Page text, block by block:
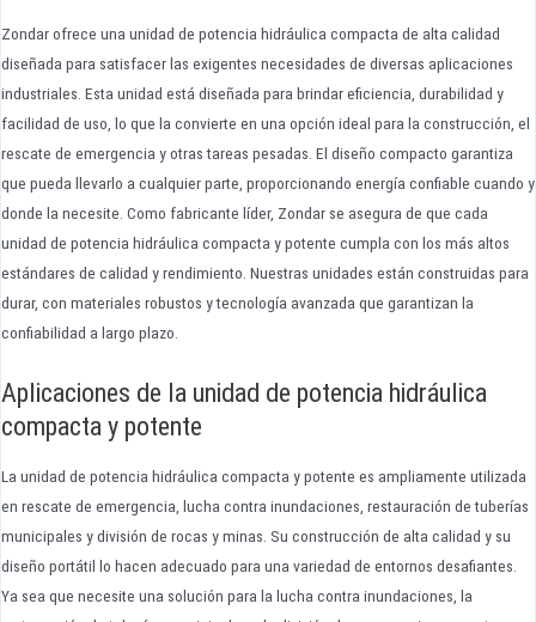
Zondar ofrece una unidad de potencia hidráulica compacta de alta calidad
diseñada para satisfacer las exigentes necesidades de diversas aplicaciones
industriales. Esta unidad está diseñada para brindar eficiencia, durabilidad y
facilidad de uso, lo que la convierte en una opción ideal para la construcción, el
rescate de emergencia y otras tareas pesadas. El diseño compacto garantiza
que pueda llevarlo a cualquier parte, proporcionando energía confiable cuando y
donde la necesite. Como fabricante líder, Zondar se asegura de que cada
unidad de potencia hidráulica compacta y potente cumpla con los más altos
estándares de calidad y rendimiento. Nuestras unidades están construidas para
durar, con materiales robustos y tecnología avanzada que garantizan la
confiabilidad a largo plazo.
Aplicaciones de la unidad de potencia hidráulica
compacta y potente
La unidad de potencia hidráulica compacta y potente es ampliamente utilizada
en rescate de emergencia, lucha contra inundaciones, restauración de tuberías
municipales y división de rocas y minas. Su construcción de alta calidad y su
diseño portátil lo hacen adecuado para una variedad de entornos desafiantes.
Ya sea que necesite una solución para la lucha contra inundaciones, la